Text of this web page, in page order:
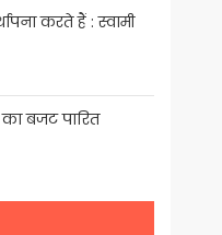
करते हैं : स्वामी
बजट पारित